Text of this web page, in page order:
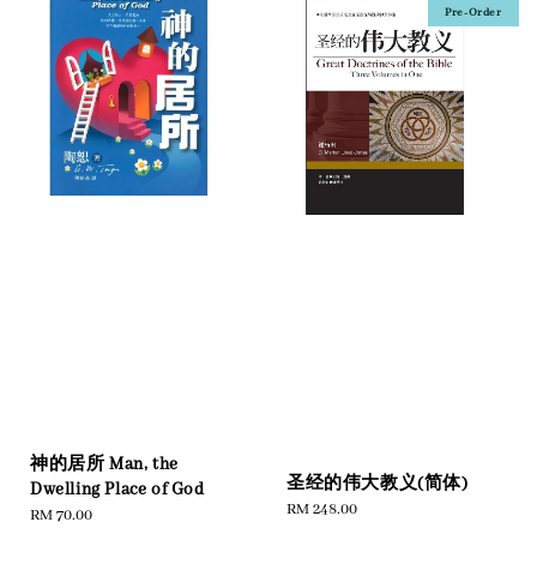
神的居所 Man, the
Dwelling Place of God
Regular
RM 70.00
Pre-Order
圣经的伟大教义(简体)
Regular
RM 248.00